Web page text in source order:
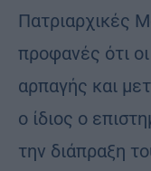
Πατριαρχικές
προφανές ότι
αρπαγής και
ο ίδιος ο
την διάπραξη